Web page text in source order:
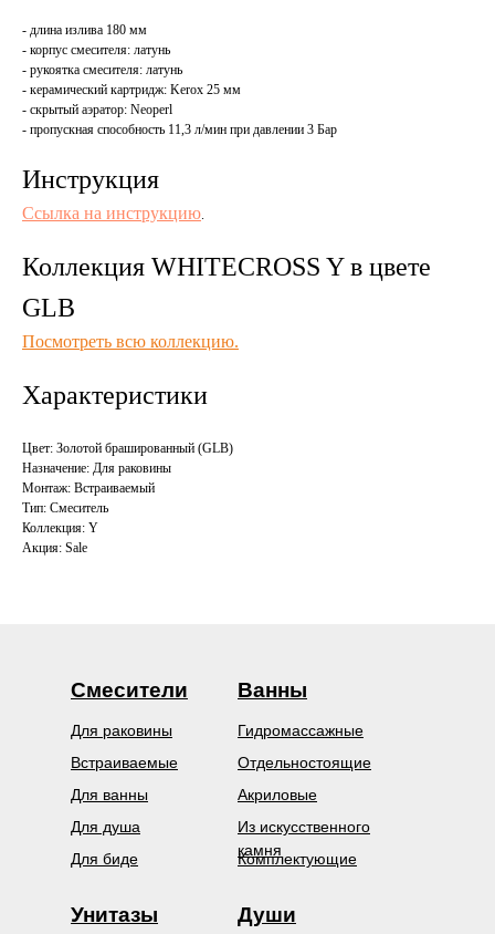
- длина излива 180 мм
- корпус смесителя: латунь
- рукоятка смесителя: латунь
- керамический картридж: Kerox 25 мм
- скрытый аэратор: Neoperl
- пропускная способность 11,3 л/мин при давлении 3 Бар
Инструкция
Ссылка на инструкцию.
Коллекция WHITECROSS Y в цвете
GLB
Посмотреть всю коллекцию.
Характеристики
Цвет: Золотой брашированный (GLB)
Назначение: Для раковины
Монтаж: Встраиваемый
Тип: Смеситель
Коллекция: Y
Акция: Sale
Смесители
Души
Встраиваемые
Для биде
Для ванны
Для душа
Для раковины
Ванны
Из искусственного
камня
Гидромассажные
Акриловые
Отдельностоящие
Комплектующие
Унитазы